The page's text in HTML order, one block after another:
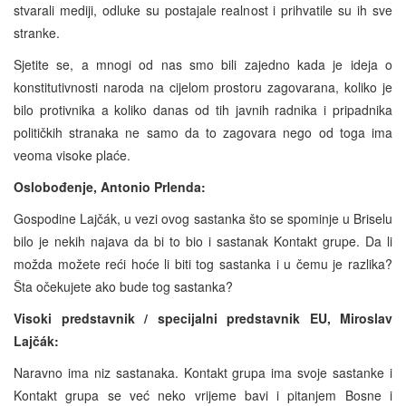
stvarali mediji, odluke su postajale realnost i prihvatile su ih sve
stranke.
Sjetite se, a mnogi od nas smo bili zajedno kada je ideja o
konstitutivnosti naroda na cijelom prostoru zagovarana, koliko je
bilo protivnika a koliko danas od tih javnih radnika i pripadnika
političkih stranaka ne samo da to zagovara nego od toga ima
veoma visoke plaće.
Oslobođenje, Antonio Prlenda:
Gospodine Lajčák, u vezi ovog sastanka što se spominje u Briselu
bilo je nekih najava da bi to bio i sastanak Kontakt grupe. Da li
možda možete reći hoće li biti tog sastanka i u čemu je razlika?
Šta očekujete ako bude tog sastanka?
Visoki predstavnik / specijalni predstavnik EU, Miroslav
Lajčák:
Naravno ima niz sastanaka. Kontakt grupa ima svoje sastanke i
Kontakt grupa se već neko vrijeme bavi i pitanjem Bosne i